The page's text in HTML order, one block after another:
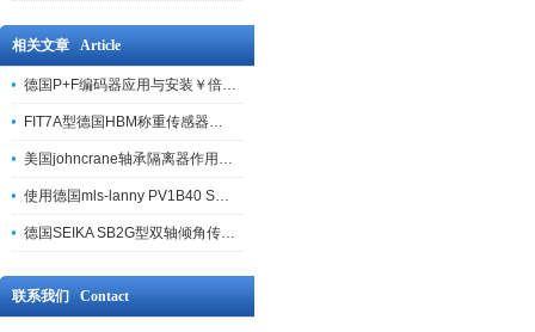
相关文章 Article
德国P+F编码器应用与安装￥倍加福编码器特点
FIT7A型德国HBM称重传感器十一个安装注意事项
美国johncrane轴承隔离器作用原理
使用德国mls-lanny PV1B40 STD型切换阀需要注意的三个事项
德国SEIKA SB2G型双轴倾角传感器安装规范
联系我们 Contact